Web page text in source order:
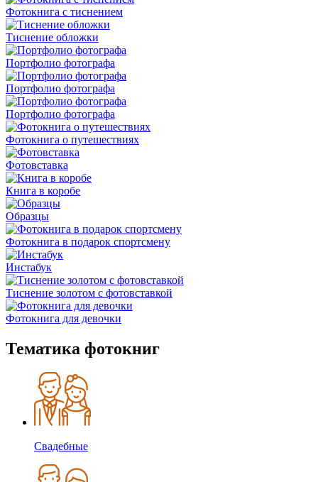
Фотокнига с тиснением
Тиснение обложки
Портфолио фотографа
Портфолио фотографа
Портфолио фотографа
Фотокнига о путешествиях
Фотовставка
Книга в коробе
Образцы
Фотокнига в подарок спортсмену
Инстабук
Тиснение золотом с фотовставкой
Фотокнига для девочки
Тематика фотокниг
Свадебные